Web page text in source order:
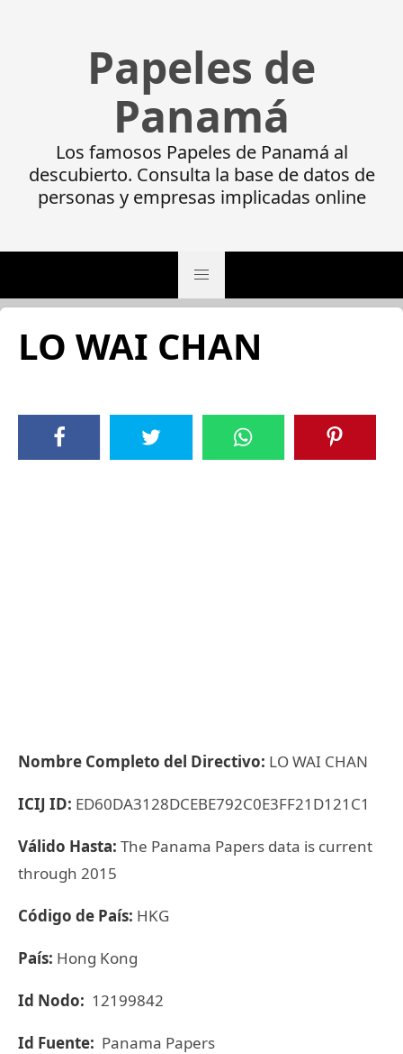
Papeles de
Panamá
Los famosos Papeles de Panamá al
descubierto. Consulta la base de datos de
personas y empresas implicadas online
LO WAI CHAN
Nombre Completo del Directivo: LO WAI CHAN
ICIJ ID: ED60DA3128DCEBE792C0E3FF21D121C1
Válido Hasta: The Panama Papers data is current
through 2015
Código de País: HKG
País: Hong Kong
Id Nodo: 12199842
Id Fuente: Panama Papers